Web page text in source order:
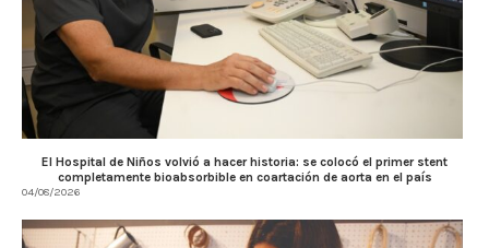
El Hospital de Niños volvió a hacer historia: se colocó el primer stent
completamente bioabsorbible en coartación de aorta en el país
04/08/2026